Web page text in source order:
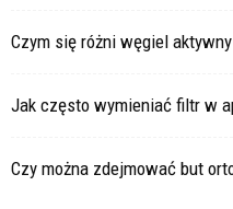
Czym się różni węgiel
Jak często wymieniać filtr w
Czy można zdejmować but